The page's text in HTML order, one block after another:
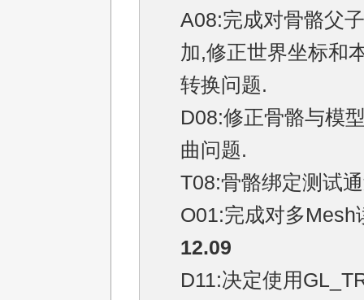
A08:完成对骨骼父
加,修正世界坐标和
转换问题.
D08:修正骨骼与模
曲问题.
T08:骨骼绑定测试
O01:完成对多Mesh
12.09
D11:决定使用